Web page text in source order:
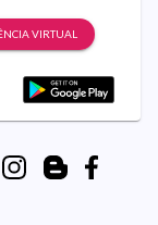
VIRTUAL